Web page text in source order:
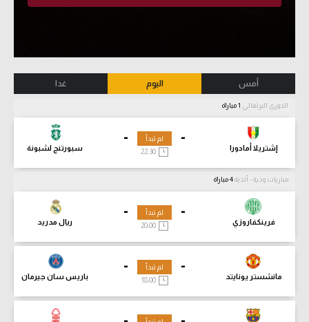
أمس اليوم غدا
الدوري البرتغالي
-
إشتريلا أمادورا
-
سبورتنج لشبونة
لم تبدأ
مباريات ودية - أندية
-
فرينكفاروزي
-
ريال مدريد
لم تبدأ
-
مانشستر يونايتد
-
باريس سان جيرمان
لم تبدأ
18:00